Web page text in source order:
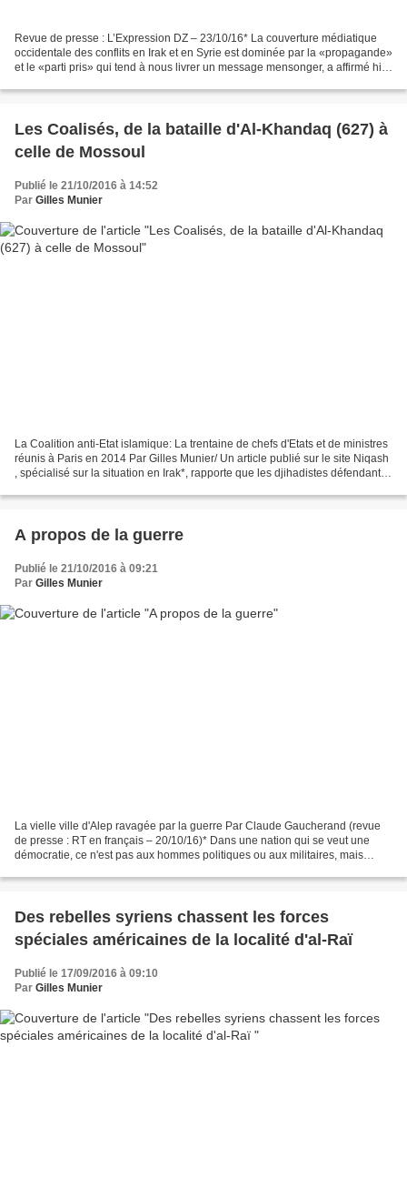
Revue de presse : L’Expression DZ – 23/10/16* La couverture médiatique
occidentale des conflits en Irak et en Syrie est dominée par la «propagande»
et le «parti pris» qui tend à nous livrer un message mensonger, a affirmé hier
Les Coalisés, de la bataille d'Al-Khandaq (627) à
celle de Mossoul
Publié le 21/10/2016 à 14:52
Par Gilles Munier
La Coalition anti-Etat islamique: La trentaine de chefs d'Etats et de ministres
réunis à Paris en 2014 Par Gilles Munier/ Un article publié sur le site Niqash
, spécialisé sur la situation en Irak*, rapporte que les djihadistes défendant
A propos de la guerre
Publié le 21/10/2016 à 09:21
Par Gilles Munier
La vielle ville d'Alep ravagée par la guerre Par Claude Gaucherand (revue
de presse : RT en français – 20/10/16)* Dans une nation qui se veut une
démocratie, ce n'est pas aux hommes politiques ou aux militaires, mais
Des rebelles syriens chassent les forces
spéciales américaines de la localité d'al-Raï
Publié le 17/09/2016 à 09:10
Par Gilles Munier